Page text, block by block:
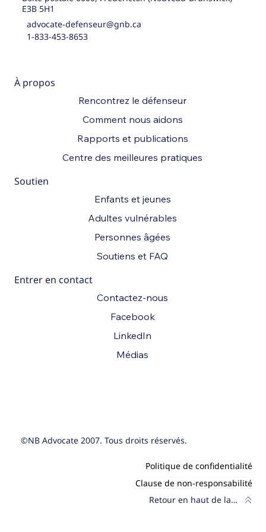
©NB Advocate 2007. Tous droits réservés.
E3B 5H1
advocate-defenseur@gnb.ca
1-833-453-8653
À propos
Rencontrez le défenseur
Comment nous aidons
Rapports et publications
Centre des meilleures pratiques
Soutien
Enfants et jeunes
Adultes vulnérables
Personnes âgées
Soutiens et FAQ
Entrer en contact
Contactez-nous
Facebook
Médias
LinkedIn
Politique de confidentialité
Clause de non-responsabilité
Retour en haut de la page